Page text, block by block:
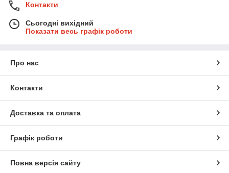
Контакти
Сьогодні вихідний
Показати весь графік роботи
Про нас
Контакти
Доставка та оплата
Графік роботи
Повна версія сайту